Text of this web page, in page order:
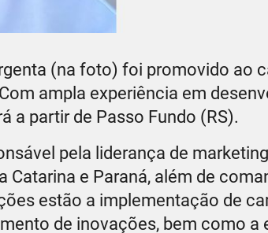
(na foto) foi promovido ao
ampla experiência em
a partir de Passo Fundo (RS).
pela liderança de
Catarina e Paraná, além de
estão a implementação de
de inovações, bem como a